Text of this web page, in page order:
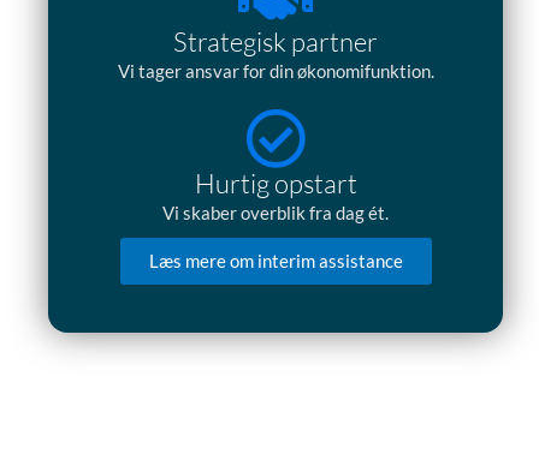
Strategisk partner
Vi tager ansvar for din økonomifunktion.
Hurtig opstart
Vi skaber overblik fra dag ét.
Læs mere om interim assistance